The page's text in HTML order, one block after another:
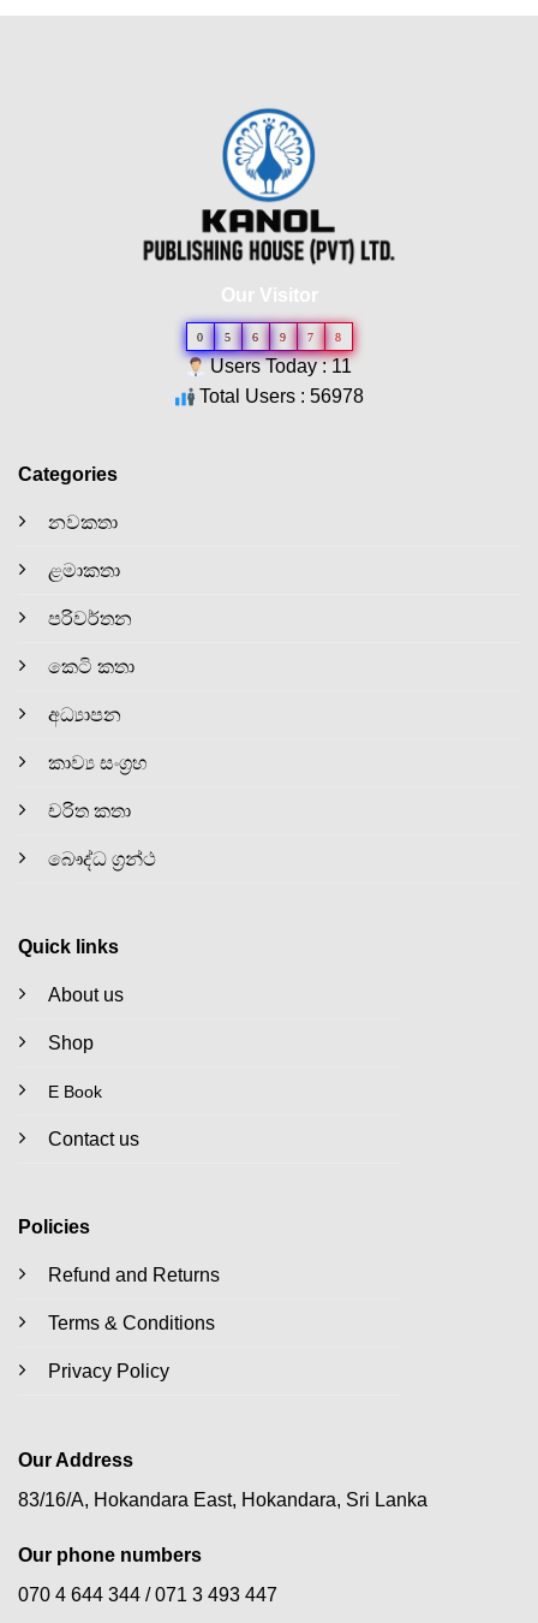
Our Visitor
0 5 6 9 7 8
Users Today : 11
Total Users : 56978
Categories
නවකතා
ළමාකතා
පරිවර්තන
කෙටි කතා
අධ්‍යාපන
කාව්‍ය සංග්‍රහ
චරිත කතා
බෞද්ධ ග්‍රන්ථ
Quick links
About us
Shop
E Book
Contact us
Policies
Refund and Returns
Terms & Conditions
Privacy Policy
Our Address
83/16/A, Hokandara East, Hokandara, Sri Lanka
Our phone numbers
070 4 644 344 /071 3 493 447